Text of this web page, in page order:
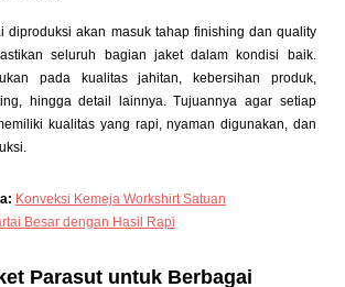
diproduksi akan masuk tahap finishing dan quality
seluruh bagian jaket dalam kondisi baik.
pada kualitas jahitan, kebersihan produk,
hingga detail lainnya. Tujuannya agar setiap
kualitas yang rapi, nyaman digunakan, dan
Konveksi Kemeja Workshirt Satuan
Besar dengan Hasil Rapi
Parasut untuk Berbagai